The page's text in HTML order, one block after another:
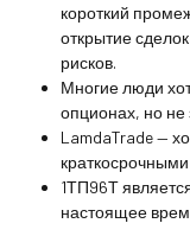
короткий
открытие
рисков.
Многие люди
опционах, но не
LamdaTrade —
1ТП96Т
настоящее